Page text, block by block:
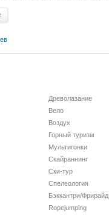
Древолазание
Вело
Воздух
Горный туризм
Мультигонки
Скайраннинг
Ски-тур
Спелеология
Бэккантри/Фрирайд
Ropejumping